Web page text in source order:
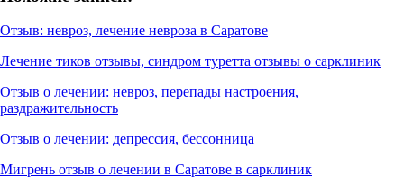
Отзыв: невроз, лечение невроза в Саратове
Лечение тиков отзывы, синдром туретта отзывы о сарклиник
Отзыв о лечении: невроз, перепады настроения,
раздражительность
Отзыв о лечении: депрессия, бессонница
Мигрень отзыв о лечении в Саратове в сарклиник